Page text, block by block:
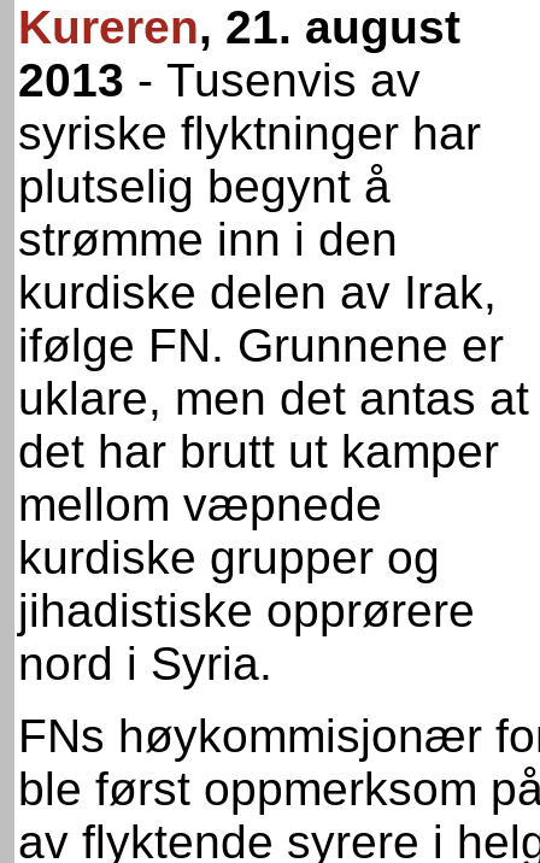
Kureren, 21. august
2013 - Tusenvis av
syriske flyktninger har
plutselig begynt å
strømme inn i den
kurdiske delen av Irak,
ifølge FN. Grunnene er
uklare, men det antas at
det har brutt ut kamper
mellom væpnede
kurdiske grupper og
jihadistiske opprørere
nord i Syria.
FNs høykommisjonær
ble først oppmerksom
av flyktende syrere i